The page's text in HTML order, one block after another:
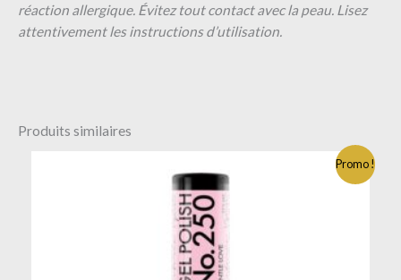
réaction allergique. Évitez tout contact avec la peau. Lisez
attentivement les instructions d’utilisation.
Produits similaires
Promo !